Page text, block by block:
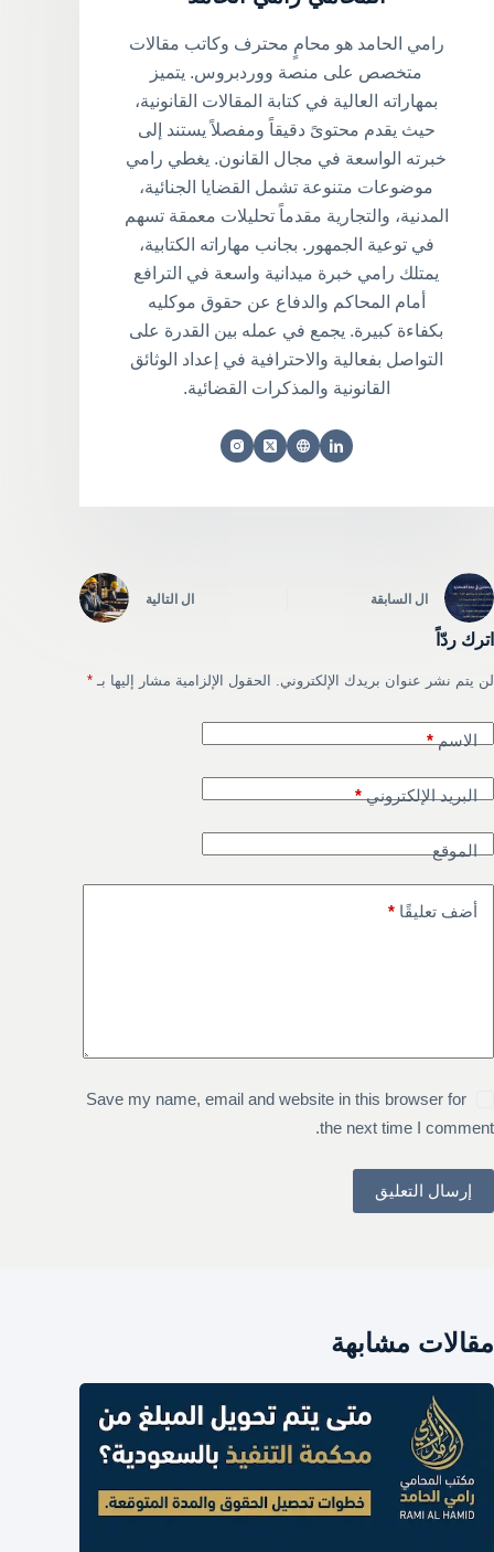
رامي الحامد هو محامٍ محترف وكاتب مقالات
متخصص على منصة ووردبروس. يتميز
بمهاراته العالية في كتابة المقالات القانونية،
حيث يقدم محتوىً دقيقاً ومفصلاً يستند إلى
خبرته الواسعة في مجال القانون. يغطي رامي
موضوعات متنوعة تشمل القضايا الجنائية،
المدنية، والتجارية مقدماً تحليلات معمقة تسهم
في توعية الجمهور. بجانب مهاراته الكتابية،
يمتلك رامي خبرة ميدانية واسعة في الترافع
أمام المحاكم والدفاع عن حقوق موكليه
بكفاءة كبيرة. يجمع في عمله بين القدرة على
التواصل بفعالية والاحترافية في إعداد الوثائق
القانونية والمذكرات القضائية.
ال السابقة ال التالية
اترك ردّاً
لن يتم نشر عنوان بريدك الإلكتروني. الحقول الإلزامية مشار إليها بـ *
الاسم*
البريد الإلكتروني*
الموقع
أضف تعليقًا *
Save my name, email and website in this browser for
the next time I comment.
إرسال التعليق
مقالات مشابهة